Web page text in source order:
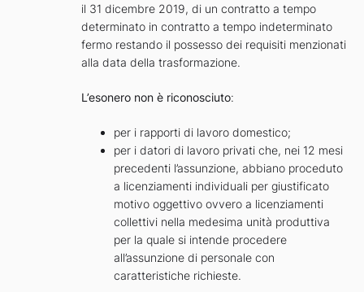
il 31 dicembre 2019, di un contratto a tempo
determinato in contratto a tempo indeterminato
fermo restando il possesso dei requisiti menzionati
alla data della trasformazione.
L’esonero non è riconosciuto:
per i rapporti di lavoro domestico;
per i datori di lavoro privati che, nei 12 mesi
precedenti l’assunzione, abbiano proceduto
a licenziamenti individuali per giustificato
motivo oggettivo ovvero a licenziamenti
collettivi nella medesima unità produttiva
per la quale si intende procedere
all’assunzione di personale con
caratteristiche richieste.